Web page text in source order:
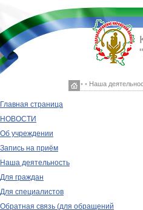
◦ ◦ Наша
Главная страница
НОВОСТИ
Об учреждении
Запись на приём
Наша деятельность
Для граждан
Для специалистов
Обратная связь (для обращений